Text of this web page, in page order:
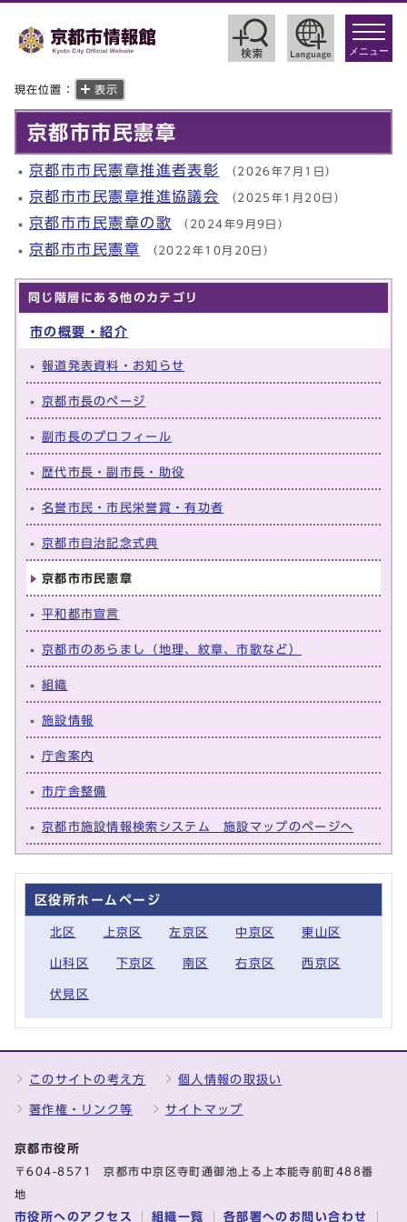
toggle
メニュー
現在位置： 表示
京都市市民憲章
京都市市民憲章推進者表彰 （2026年7月1日）
京都市市民憲章推進協議会 （2025年1月20日）
京都市市民憲章の歌 （2024年9月9日）
京都市市民憲章 （2022年10月20日）
同じ階層にある他のカテゴリ
市の概要・紹介
報道発表資料・お知らせ
京都市長のページ
副市長のプロフィール
歴代市長・副市長・助役
名誉市民・市民栄誉賞・有功者
京都市自治記念式典
京都市市民憲章
平和都市宣言
京都市のあらまし（地理、紋章、市歌など）
組織
施設情報
庁舎案内
市庁舎整備
京都市施設情報検索システム 施設マップのページへ
区役所ホームページ
北区 上京区 左京区 中京区 東山区
山科区 下京区 南区 右京区 西京区
伏見区
このサイトの考え方 個人情報の取扱い
著作権・リンク等 サイトマップ
京都市役所
〒604-8571 京都市中京区寺町通御池上る上本能寺前町488番
地
市役所へのアクセス 組織一覧 各部署へのお問い合わせ